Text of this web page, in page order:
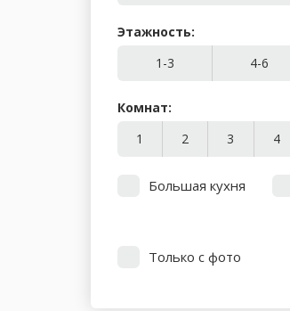
Этажность:
1-3
4-6
Комнат:
1
2 3 4
Большая кухня
Только с фото